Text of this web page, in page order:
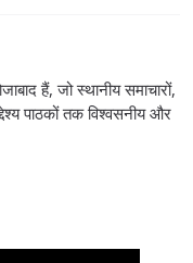
हैं, जो स्थानीय समाचारों,
पाठकों तक विश्वसनीय और